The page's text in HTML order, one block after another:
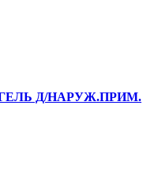
Д/НАРУЖ.ПРИМ.